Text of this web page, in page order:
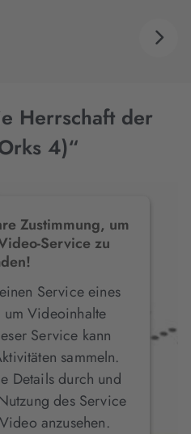
Herrschaft der
4)“
Zustimmung, um
Service zu
Service eines
Videoinhalte
Service kann
sammeln.
Details durch und
des Service
anzusehen.